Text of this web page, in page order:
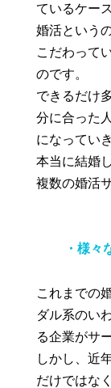
ているケー
婚活という
こだわって
のです。
できるだけ
分に合った
になってい
本当に結婚
複数の婚活
・様々
これまでの
ダル系のい
る企業がサ
しかし、近
だけではな